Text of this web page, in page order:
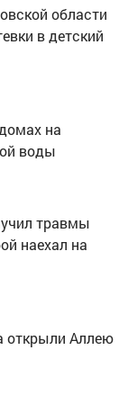
области
в детский
на
воды
травмы
наехал на
открыли Аллею